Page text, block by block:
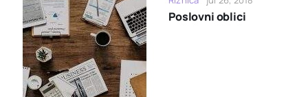
Poslovni oblici